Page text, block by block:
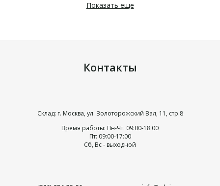
Показать еще
Контакты
Склад: г. Москва, ул. Золоторожский Вал, 11, стр.8
Время работы: Пн-Чт: 09:00-18:00
Пт: 09:00-17:00
Сб, Вс - выходной